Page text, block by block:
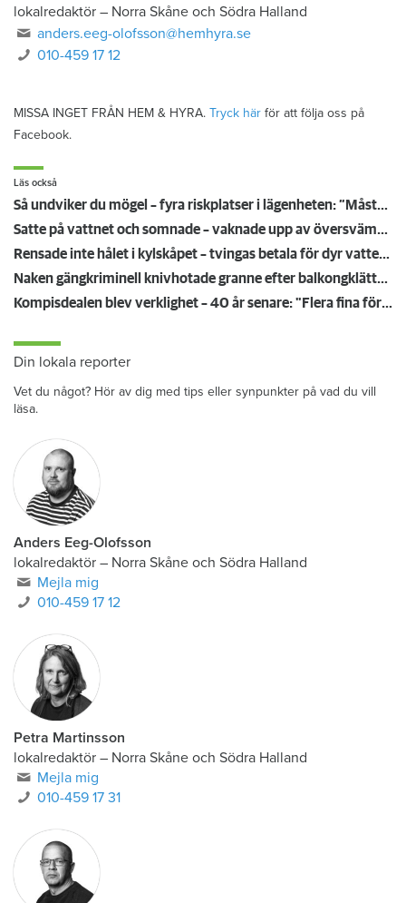
lokalredaktör – Norra Skåne och Södra Halland
anders.eeg-olofsson@hemhyra.se
010-459 17 12
MISSA INGET FRÅN HEM & HYRA. Tryck här för att följa oss på
Facebook.
Läs också
Så undviker du mögel – fyra riskplatser i lägenheten: ”Måste städa bort”
Satte på vattnet och somnade – vaknade upp av översvämning hos grannen
Rensade inte hålet i kylskåpet – tvingas betala för dyr vattenskada
Naken gängkriminell knivhotade granne efter balkongklättring
Kompisdealen blev verklighet – 40 år senare: "Flera fina fördelar med att dela bostad"
Din lokala reporter
Vet du något? Hör av dig med tips eller synpunkter på vad du vill
läsa.
Anders Eeg-Olofsson
lokalredaktör – Norra Skåne och Södra Halland
Mejla mig
010-459 17 12
Petra Martinsson
lokalredaktör – Norra Skåne och Södra Halland
Mejla mig
010-459 17 31